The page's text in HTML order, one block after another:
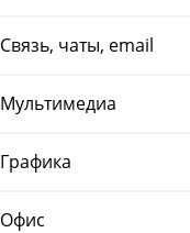
Связь, чаты, email
Мультимедиа
Графика
Офис